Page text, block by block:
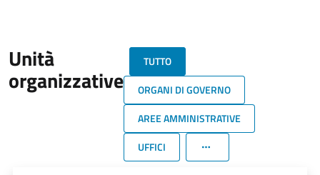
Unità
organizzative
TUTTO
ORGANI DI GOVERNO
AREE AMMINISTRATIVE
UFFICI